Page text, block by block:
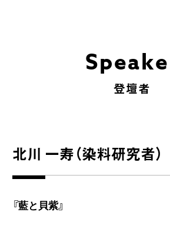
登壇者
北川 一寿（染料研究者）
『藍と貝紫』